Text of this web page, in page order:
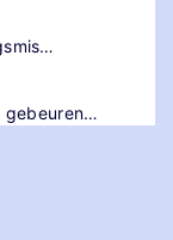
gebeuren…